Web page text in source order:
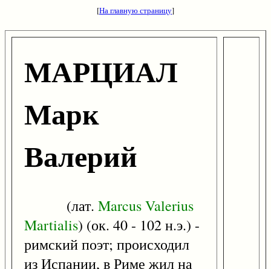
[На главную страницу]
МАРЦИАЛ
Марк
Валерий
(лат. MarcusValerius
Martialis) (ок. 40 - 102 н.э.) -
римский поэт; происходил
из Испании, в Риме жил на